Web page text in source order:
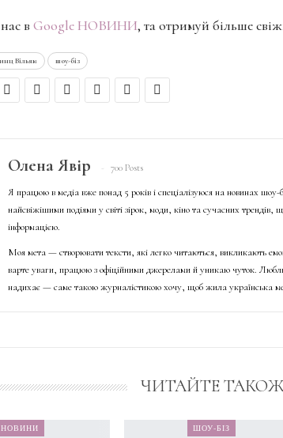
в Google НОВИНИ, та отримуй більше
Вільям шоу-біз
Олена Явір 700 Posts
Я працюю в медіа вже понад 5 років і спеціалізуюся на новинах
найсвіжішими подіями у світі зірок, моди, кіно та сучасних
інформацією.
Моя мета — створювати тексти, які легко читаються, викликають
варте уваги, працюю з офіційними джерелами й уникаю чуток.
надихає — саме такою журналістикою хочу, щоб жила українська
ЧИТАЙТЕ
НОВИНИ ШОУ-БІЗ